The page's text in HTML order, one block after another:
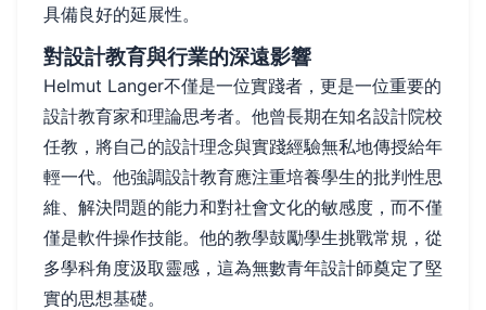
具備良好的延展性。
對設計教育與行業的深遠影響
Helmut Langer不僅是一位實踐者，更是一位重要的
設計教育家和理論思考者。他曾長期在知名設計院校
任教，將自己的設計理念與實踐經驗無私地傳授給年
輕一代。他強調設計教育應注重培養學生的批判性思
維、解決問題的能力和對社會文化的敏感度，而不僅
僅是軟件操作技能。他的教學鼓勵學生挑戰常規，從
多學科角度汲取靈感，這為無數青年設計師奠定了堅
實的思想基礎。